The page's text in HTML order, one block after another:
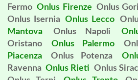
Fermo Onlus Firenze Onlus
Onlus Isernia
Onlus Lecco
Mantova
Onlus Napoli
Oristano
Onlus Palermo
Piacenza
Onlus Potenza
Ravenna Onlus Rieti Onlus